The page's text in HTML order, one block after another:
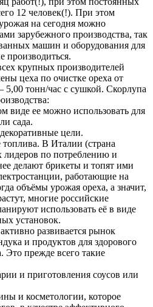
12 человек(!). При этом
на сегодня можно
зарубежного производства, так
машин и оборудования для
производиться.
крупных производителей
цеха по очистке ореха от
тонн/час с сушкой. Скорлупа
виде ее можно использовать для
сада.
цели.
В Италии (страна
лидеров по потреблению и
делают брикеты и топят ими
работающие на
объёмы урожая ореха, а значит,
многие российские
использовать её в виде
установок.
развивается рынок
и продуктов для здорового
Это прежде всего такие
и приготовления соусов или
и косметологии, которое